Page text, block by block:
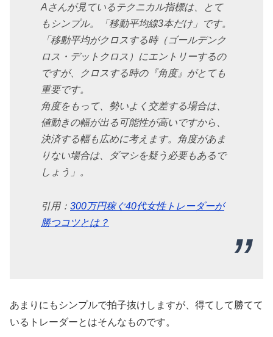
Aさんが見ているテクニカル指標は、とて
もシンプル。「移動平均線3本だけ」です。
「移動平均がクロスする時（ゴールデンク
ロス・デットクロス）にエントリーするの
ですが、クロスする時の『角度』がとても
重要です。
角度をもって、勢いよく交差する場合は、
値動きの幅が出る可能性が高いですから、
決済する幅も広めに考えます。角度があま
りない場合は、ダマシを疑う必要もあるで
しょう」。
引用： 300万円稼ぐ40代女性トレーダーが
勝つコツとは？
あまりにもシンプルで拍子抜けしますが、得てして勝てて
いるトレーダーとはそんなものです。